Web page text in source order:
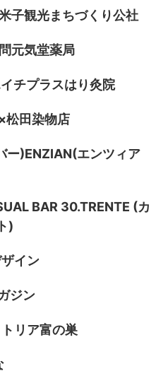
子観光まちづくり公社
元気堂薬局
チプラスはり灸院
松田染物店
ー)ENZIAN(エンツィア
BAR 30.TRENTE (カ
)
イン
ジン
リア富の巣